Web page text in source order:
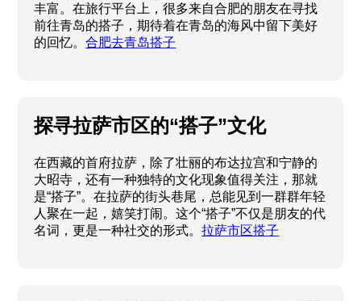
丰富。在旅行平台上，很多来自合肥的朋友在寻找
前往青岛的搭子，期待着在青岛的海风中留下美好
的回忆。合肥去青岛搭子
探寻拉萨市区的“搭子”文化
在西藏的首府拉萨，除了壮丽的布达拉宫和宁静的
大昭寺，还有一种独特的文化现象值得关注，那就
是“搭子”。在拉萨的街头巷尾，总能见到一群群年轻
人聚在一起，嬉笑打闹。这个“搭子”不仅是朋友的代
名词，更是一种社交的形式。拉萨市区搭子